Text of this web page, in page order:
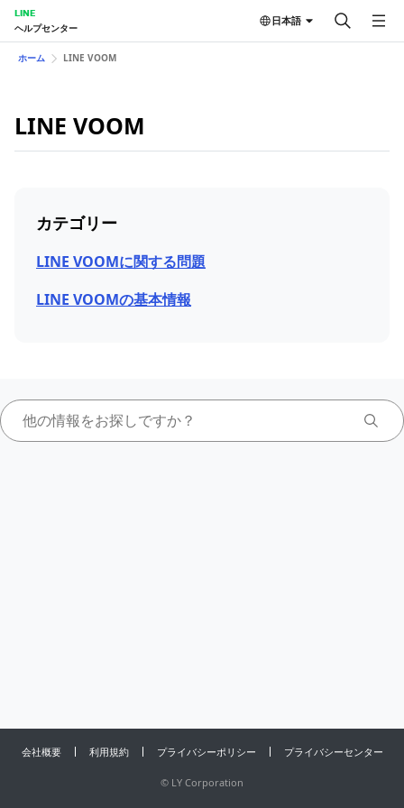
LINE
ヘルプセンター
日本語
ホーム LINE VOOM
LINE VOOM
カテゴリー
LINE VOOMに関する問題
LINE VOOMの基本情報
会社概要 利用規約 プライバシーポリシー プライバシーセンター
© LY Corporation